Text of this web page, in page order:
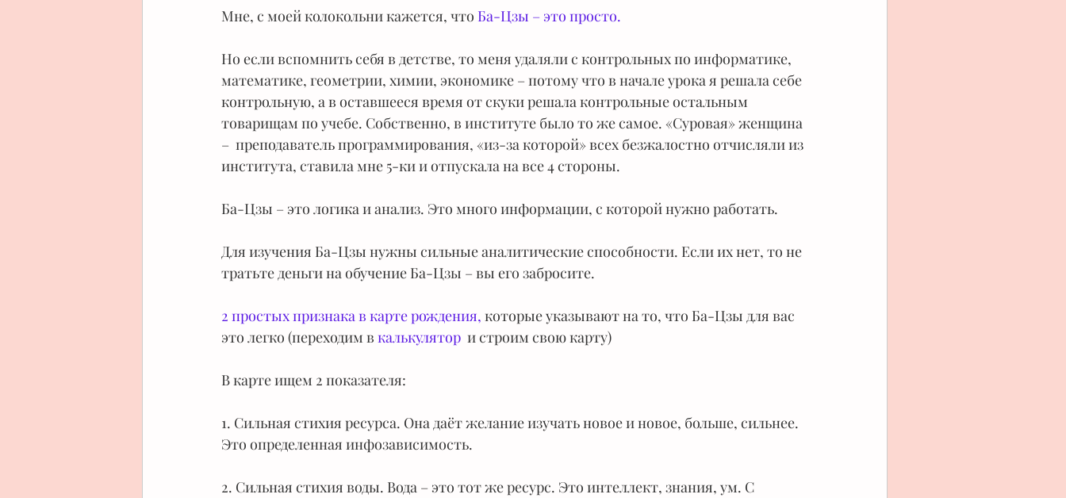
Мне, с моей колокольни кажется, что Ба-Цзы – это просто.
Но если вспомнить себя в детстве, то меня удаляли с контрольных по информатике,
математике, геометрии, химии, экономике – потому что в начале урока я решала себе
контрольную, а в оставшееся время от скуки решала контрольные остальным
товарищам по учебе. Собственно, в институте было то же самое. «Суровая» женщина
–  преподаватель программирования, «из-за которой» всех безжалостно отчисляли из
института, ставила мне 5-ки и отпускала на все 4 стороны.
Ба-Цзы – это логика и анализ. Это много информации, с которой нужно работать.
Для изучения Ба-Цзы нужны сильные аналитические способности. Если их нет, то не
тратьте деньги на обучение Ба-Цзы – вы его забросите.
2 простых признака в карте рождения, которые указывают на то, что Ба-Цзы для вас
это легко (переходим в калькулятор и строим свою карту)
В карте ищем 2 показателя:
1. Сильная стихия ресурса. Она даёт желание изучать новое и новое, больше, сильнее.
Это определенная инфозависимость.
2. Сильная стихия воды. Вода – это тот же ресурс. Это интеллект, знания, ум. С